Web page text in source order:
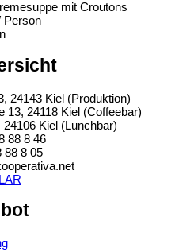
mit Croutons
Person
24143 Kiel (Produktion)
13, 24118 Kiel (Coffeebar)
Kiel (Lunchbar)
88 8 46
88 8 05